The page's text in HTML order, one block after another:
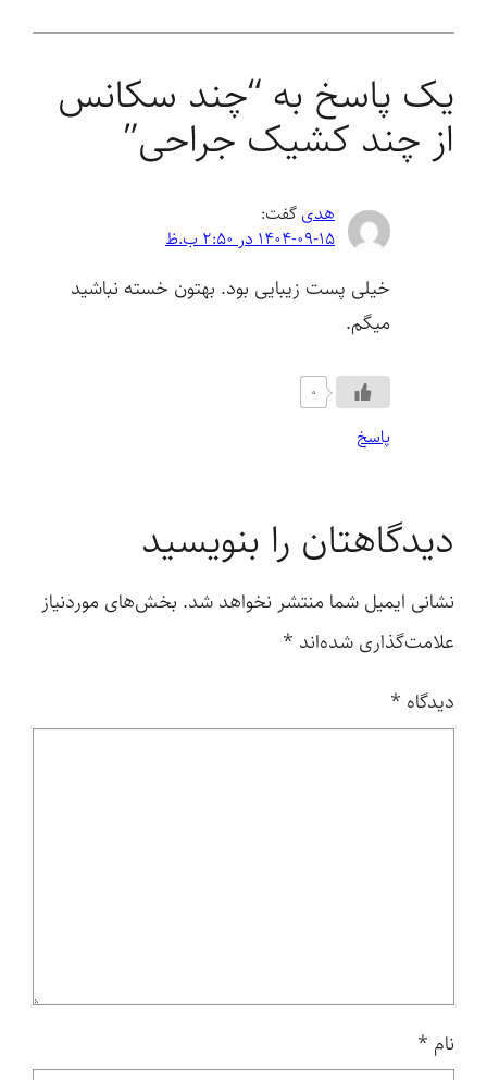
یک پاسخ به “چند سکانس
از چند کشیک جراحی”
هدی گفت:
1404-09-15 در 2:50 ب.ظ
خیلی پست زیبایی بود. بهتون خسته نباشید
میگم.
0
پاسخ
دیدگاهتان را بنویسید
نشانی ایمیل شما منتشر نخواهد شد. بخش‌های موردنیاز
علامت‌گذاری شده‌اند *
دیدگاه *
نام *